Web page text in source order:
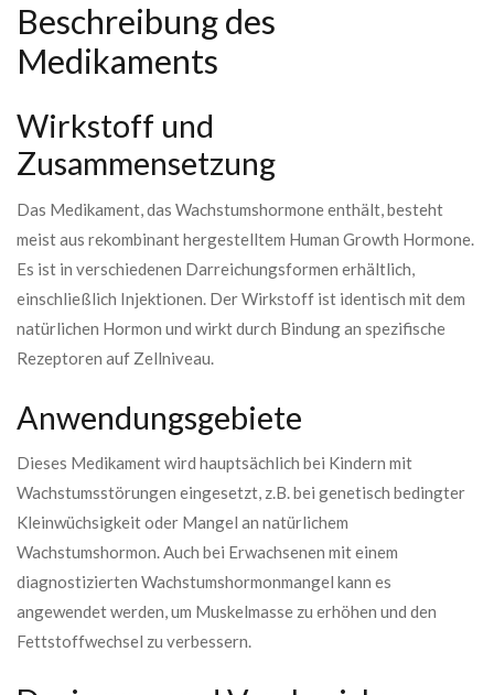
Beschreibung des
Medikaments
Wirkstoff und
Zusammensetzung
Das Medikament, das Wachstumshormone enthält, besteht
meist aus rekombinant hergestelltem Human Growth Hormone.
Es ist in verschiedenen Darreichungsformen erhältlich,
einschließlich Injektionen. Der Wirkstoff ist identisch mit dem
natürlichen Hormon und wirkt durch Bindung an spezifische
Rezeptoren auf Zellniveau.
Anwendungsgebiete
Dieses Medikament wird hauptsächlich bei Kindern mit
Wachstumsstörungen eingesetzt, z.B. bei genetisch bedingter
Kleinwüchsigkeit oder Mangel an natürlichem
Wachstumshormon. Auch bei Erwachsenen mit einem
diagnostizierten Wachstumshormonmangel kann es
angewendet werden, um Muskelmasse zu erhöhen und den
Fettstoffwechsel zu verbessern.